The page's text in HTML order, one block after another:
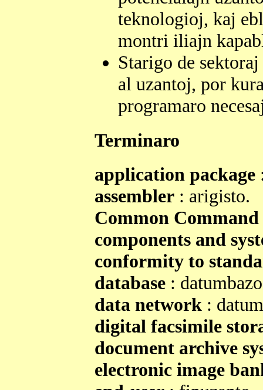
teknologioj, kaj
montri iliajn
Starigo de
al uzantoj, por
programaro
Terminaro
application package
assembler : arigisto.
Common Command
components and
conformity to
database :
data network :
digital facsimile
document archive
electronic image